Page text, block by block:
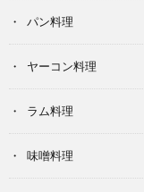
パン料理
ヤーコン料理
ラム料理
味噌料理